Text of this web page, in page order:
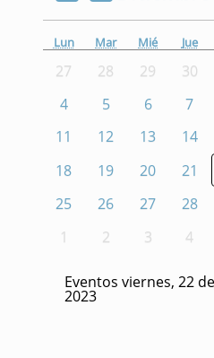
Lun Mar Mié Jue
27 28 29 30
4
5 6 7
11
12 13 14
18
19 20 21
25
26 27 28
1
2 3 4
Eventos viernes, 22
2023